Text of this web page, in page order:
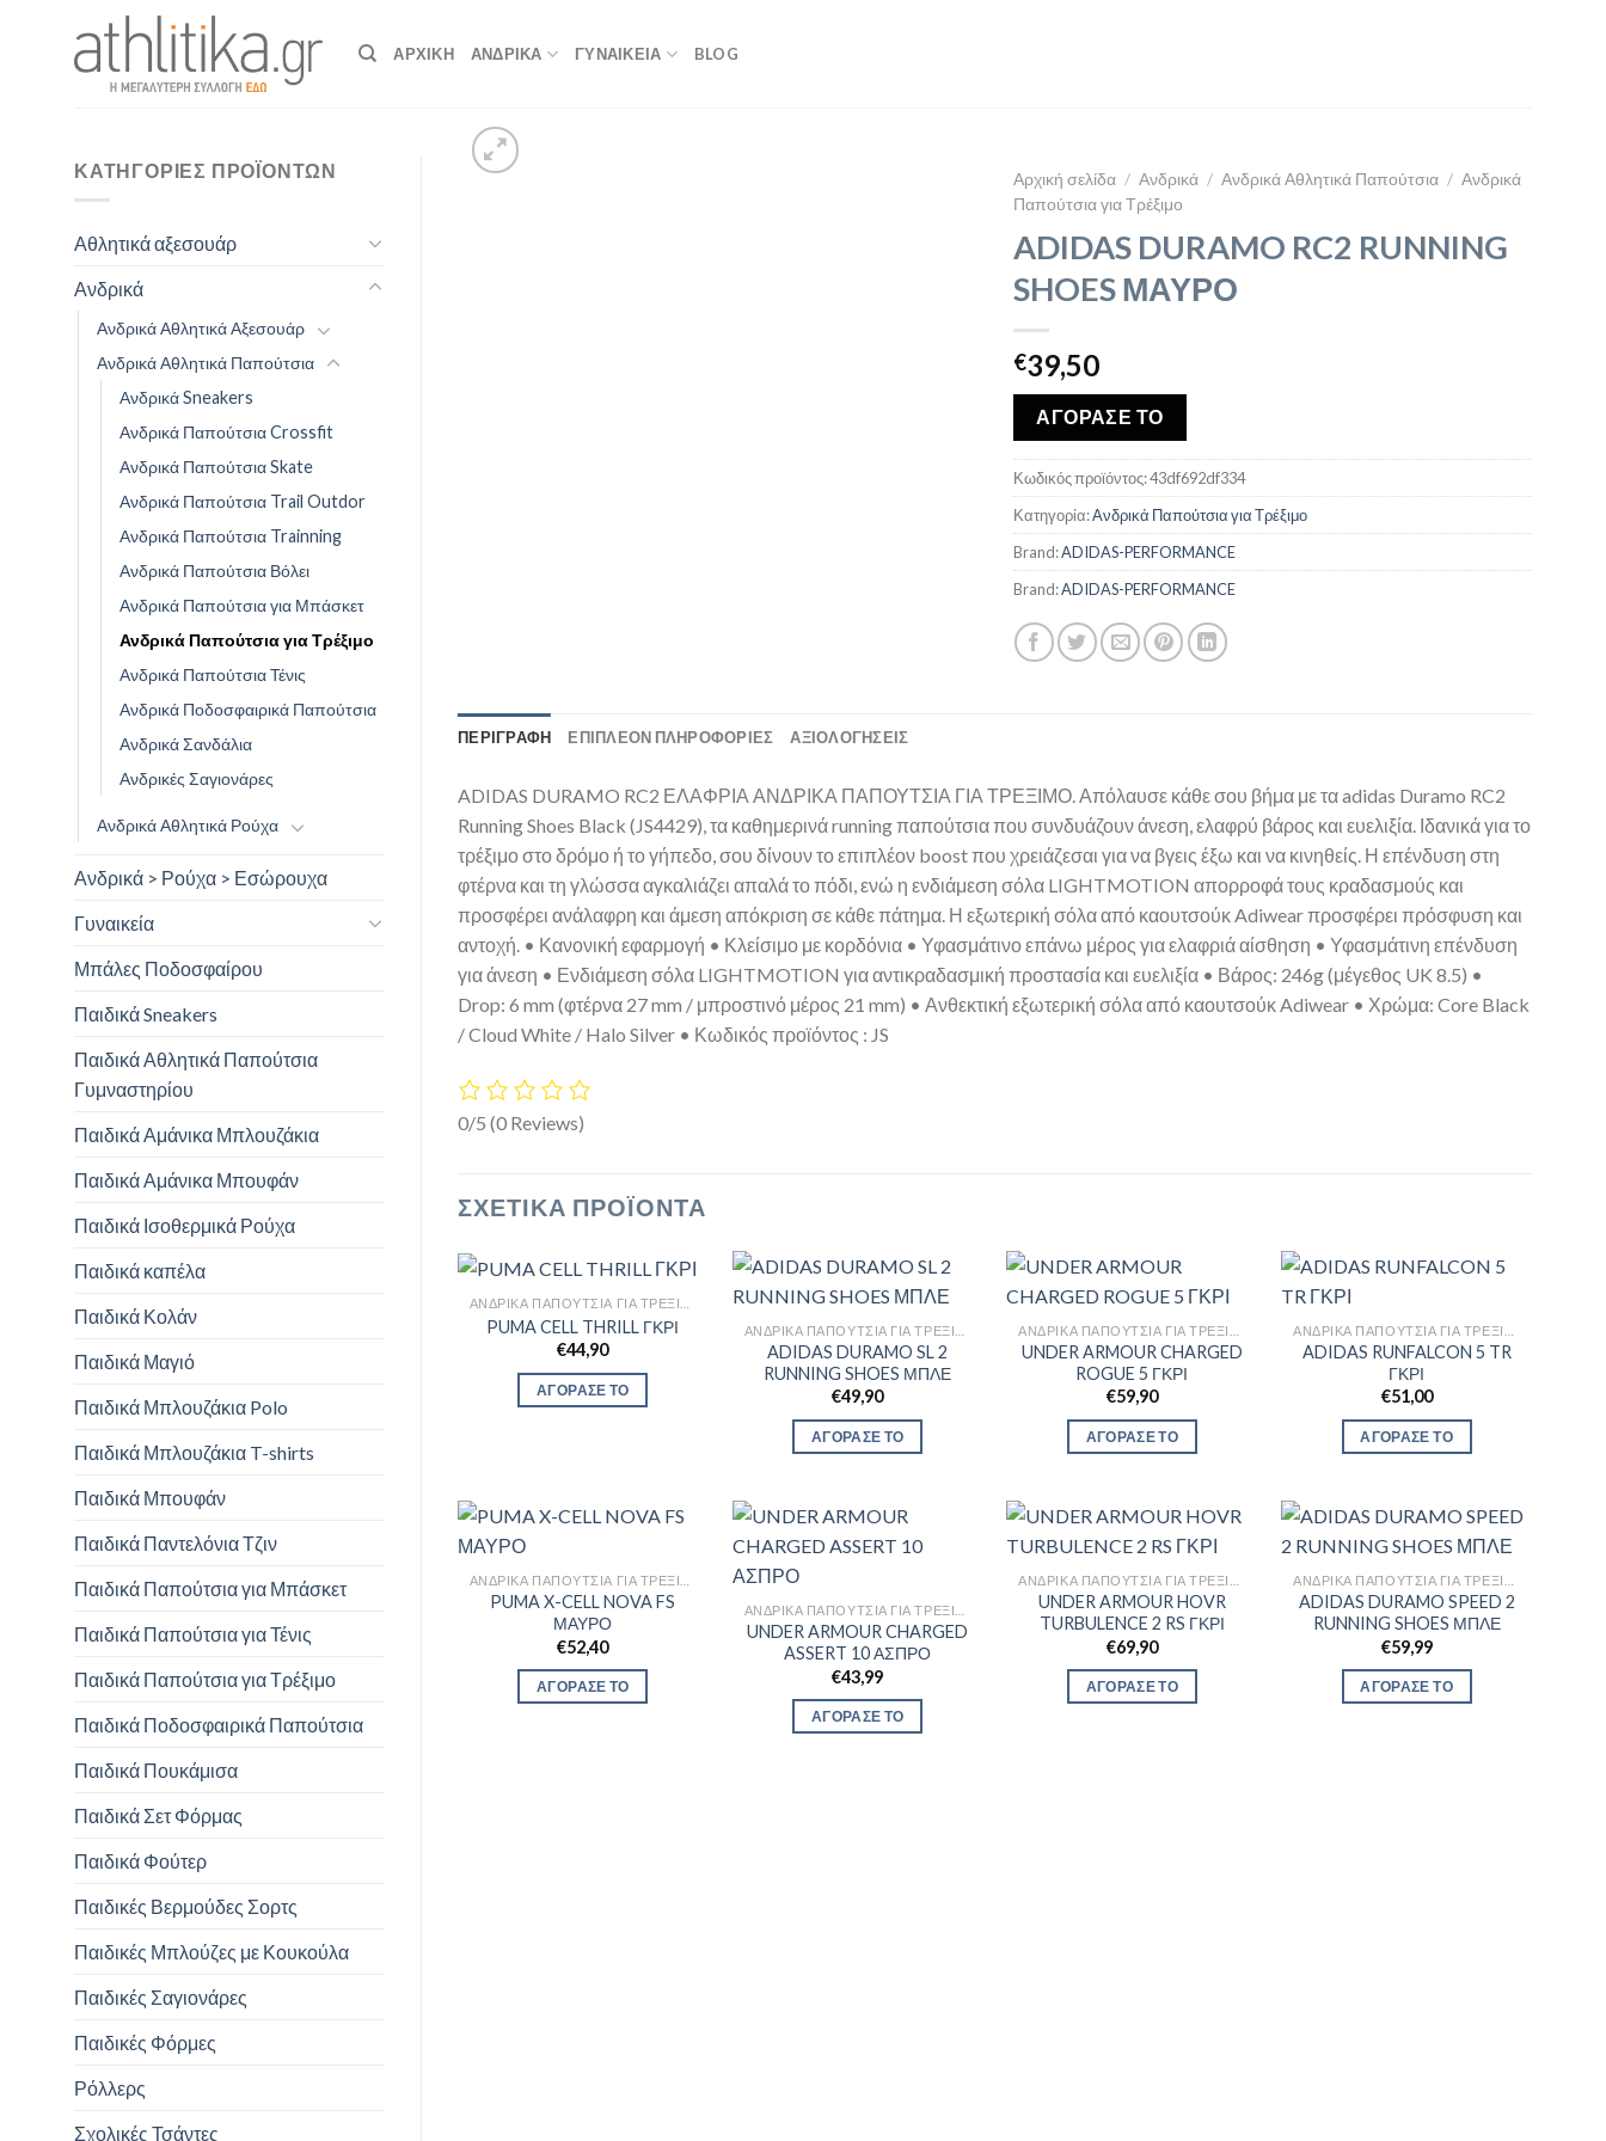
ΑΡΧΙΚΉ ΑΝΔΡΙΚΑ ΓΥΝΑΙΚΕΙΑ BLOG
ΚΑΤΗΓΟΡΊΕΣ ΠΡΟΪΌΝΤΩΝ
Αθλητικά αξεσουάρ
Ανδρικά
Ανδρικά Αθλητικά Αξεσουάρ
Ανδρικά Αθλητικά Παπούτσια
Ανδρικά Sneakers
Ανδρικά Παπούτσια Crossfit
Ανδρικά Παπούτσια Skate
Ανδρικά Παπούτσια Trail Outdor
Ανδρικά Παπούτσια Trainning
Ανδρικά Παπούτσια Βόλει
Ανδρικά Παπούτσια για Μπάσκετ
Ανδρικά Παπούτσια για Τρέξιμο
Ανδρικά Παπούτσια Τένις
Ανδρικά Ποδοσφαιρικά Παπούτσια
Ανδρικά Σανδάλια
Ανδρικές Σαγιονάρες
Ανδρικά Αθλητικά Ρούχα
Ανδρικά > Ρούχα > Εσώρουχα
Γυναικεία
Μπάλες Ποδοσφαίρου
Παιδικά Sneakers
Παιδικά Αθλητικά Παπούτσια
Γυμναστηρίου
Παιδικά Αμάνικα Μπλουζάκια
Παιδικά Αμάνικα Μπουφάν
Παιδικά Ισοθερμικά Ρούχα
Παιδικά καπέλα
Παιδικά Κολάν
Παιδικά Μαγιό
Παιδικά Μπλουζάκια Polo
Παιδικά Μπλουζάκια T-shirts
Παιδικά Μπουφάν
Παιδικά Παντελόνια Τζιν
Παιδικά Παπούτσια για Μπάσκετ
Παιδικά Παπούτσια για Τένις
Παιδικά Παπούτσια για Τρέξιμο
Παιδικά Ποδοσφαιρικά Παπούτσια
Παιδικά Πουκάμισα
Παιδικά Σετ Φόρμας
Παιδικά Φούτερ
Παιδικές Βερμούδες Σορτς
Παιδικές Μπλούζες με Κουκούλα
Παιδικές Σαγιονάρες
Παιδικές Φόρμες
Ρόλλερς
Σχολικές Τσάντες
Αρχική σελίδα / Ανδρικά / Ανδρικά Αθλητικά Παπούτσια / Ανδρικά
Παπούτσια για Τρέξιμο
ADIDAS DURAMO RC2 RUNNING
SHOES ΜΑΥΡΟ
€39,50
ΑΓΟΡΑΣΕ ΤΟ
Κωδικός προϊόντος:43df692df334
Κατηγορία:Ανδρικά Παπούτσια για Τρέξιμο
Brand:ADIDAS-PERFORMANCE
Brand:ADIDAS-PERFORMANCE
ΠΕΡΙΓΡΑΦΉ ΕΠΙΠΛΈΟΝ ΠΛΗΡΟΦΟΡΊΕΣ ΑΞΙΟΛΟΓΗΣΕΙΣ
ADIDAS DURAMO RC2 ΕΛΑΦΡΙΑ ΑΝΔΡΙΚΑ ΠΑΠΟΥΤΣΙΑ ΓΙΑ ΤΡΕΞΙΜΟ. Απόλαυσε κάθε σου βήμα με τα adidas Duramo RC2
Running Shoes Black (JS4429), τα καθημερινά running παπούτσια που συνδυάζουν άνεση, ελαφρύ βάρος και ευελιξία. Ιδανικά για το
τρέξιμο στο δρόμο ή το γήπεδο, σου δίνουν το επιπλέον boost που χρειάζεσαι για να βγεις έξω και να κινηθείς. Η επένδυση στη
φτέρνα και τη γλώσσα αγκαλιάζει απαλά το πόδι, ενώ η ενδιάμεση σόλα LIGHTMOTION απορροφά τους κραδασμούς και
προσφέρει ανάλαφρη και άμεση απόκριση σε κάθε πάτημα. Η εξωτερική σόλα από καουτσούκ Adiwear προσφέρει πρόσφυση και
αντοχή. • Κανονική εφαρμογή • Κλείσιμο με κορδόνια • Υφασμάτινο επάνω μέρος για ελαφριά αίσθηση • Υφασμάτινη επένδυση
για άνεση • Ενδιάμεση σόλα LIGHTMOTION για αντικραδασμική προστασία και ευελιξία • Βάρος: 246g (μέγεθος UK 8.5) •
Drop: 6 mm (φτέρνα 27 mm / μπροστινό μέρος 21 mm) • Ανθεκτική εξωτερική σόλα από καουτσούκ Adiwear • Χρώμα: Core Black
/ Cloud White / Halo Silver • Κωδικός προϊόντος : JS
0/5 (0 Reviews)
ΣΧΕΤΙΚΆ ΠΡΟΪΌΝΤΑ
PUMA CELL THRILL ΓΚΡΙ
€44,90
ΑΓΟΡΑΣΕ ΤΟ
ADIDAS DURAMO SL 2
RUNNING SHOES ΜΠΛΕ
€49,90
ΑΓΟΡΑΣΕ ΤΟ
UNDER ARMOUR CHARGED
ROGUE 5 ΓΚΡΙ
€59,90
ΑΓΟΡΑΣΕ ΤΟ
ADIDAS RUNFALCON 5 TR
ΓΚΡΙ
€51,00
ΑΓΟΡΑΣΕ ΤΟ
PUMA X-CELL NOVA FS
ΜΑΥΡΟ
€52,40
ΑΓΟΡΑΣΕ ΤΟ
UNDER ARMOUR CHARGED
ASSERT 10 ΑΣΠΡΟ
€43,99
ΑΓΟΡΑΣΕ ΤΟ
UNDER ARMOUR HOVR
TURBULENCE 2 RS ΓΚΡΙ
€69,90
ΑΓΟΡΑΣΕ ΤΟ
ADIDAS DURAMO SPEED 2
RUNNING SHOES ΜΠΛΕ
€59,99
ΑΓΟΡΑΣΕ ΤΟ